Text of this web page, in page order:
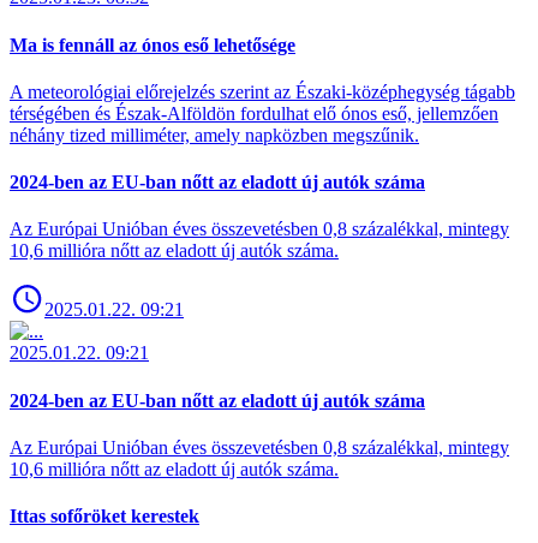
Ma is fennáll az ónos eső lehetősége
A meteorológiai előrejelzés szerint az Északi-középhegység tágabb
térségében és Észak-Alföldön fordulhat elő ónos eső, jellemzően
néhány tized milliméter, amely napközben megszűnik.
2024-ben az EU-ban nőtt az eladott új autók száma
Az Európai Unióban éves összevetésben 0,8 százalékkal, mintegy
10,6 millióra nőtt az eladott új autók száma.
2025.01.22. 09:21
2025.01.22. 09:21
2024-ben az EU-ban nőtt az eladott új autók száma
Az Európai Unióban éves összevetésben 0,8 százalékkal, mintegy
10,6 millióra nőtt az eladott új autók száma.
Ittas sofőröket kerestek